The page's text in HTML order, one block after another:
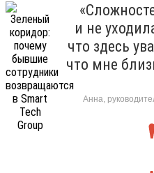
и не
что здесь
что мне
Анна,